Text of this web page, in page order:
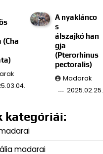
(Cha
A nyaklánco
s
álszajkó han
gja
(Pterorhinus
pectoralis)
Madarak
2025.02.25.
kategóriái:
madarai